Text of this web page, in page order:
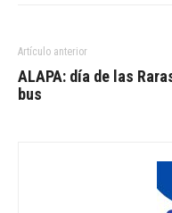
Artículo anterior
ALAPA: día de las
bus